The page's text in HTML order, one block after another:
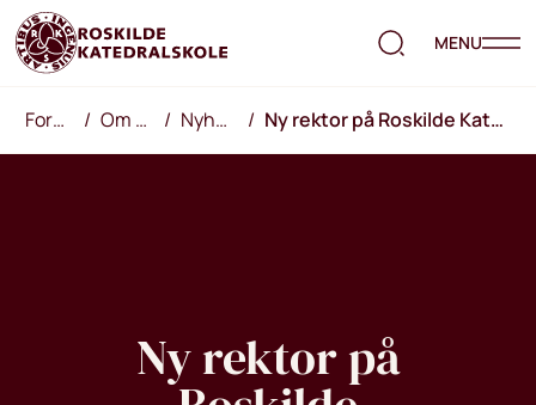
MENU
Forside / Om RKS / Nyheder / Ny rektor på Roskilde Katedralskole
Ny rektor på